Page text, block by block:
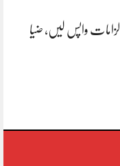
واپس لیں، ضیا